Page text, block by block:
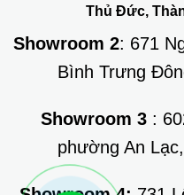
Thủ Đức,
Showroom 2: 671
Bình Trưng
Showroom 3:
phường An